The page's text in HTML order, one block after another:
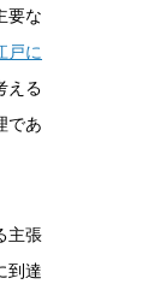
要な
戸に
える
であ
主張
到達